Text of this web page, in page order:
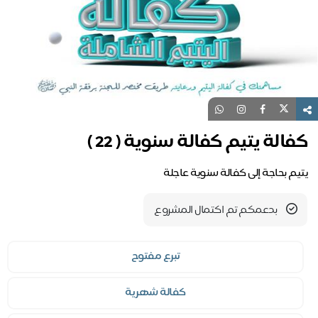
كفالة يتيم كفالة سنوية ( 22 )
يتيم بحاجة إلى كفالة سنوية عاجلة
بدعمكم تم اكتمال المشروع
تبرع مفتوح
كفالة شهرية